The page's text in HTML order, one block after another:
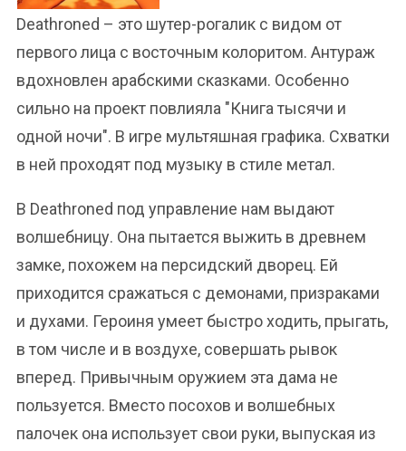
Deathroned – это шутер-рогалик с видом от
первого лица с восточным колоритом. Антураж
вдохновлен арабскими сказками. Особенно
сильно на проект повлияла "Книга тысячи и
одной ночи". В игре мультяшная графика. Схватки
в ней проходят под музыку в стиле метал.
В Deathroned под управление нам выдают
волшебницу. Она пытается выжить в древнем
замке, похожем на персидский дворец. Ей
приходится сражаться с демонами, призраками
и духами. Героиня умеет быстро ходить, прыгать,
в том числе и в воздухе, совершать рывок
вперед. Привычным оружием эта дама не
пользуется. Вместо посохов и волшебных
палочек она использует свои руки, выпуская из